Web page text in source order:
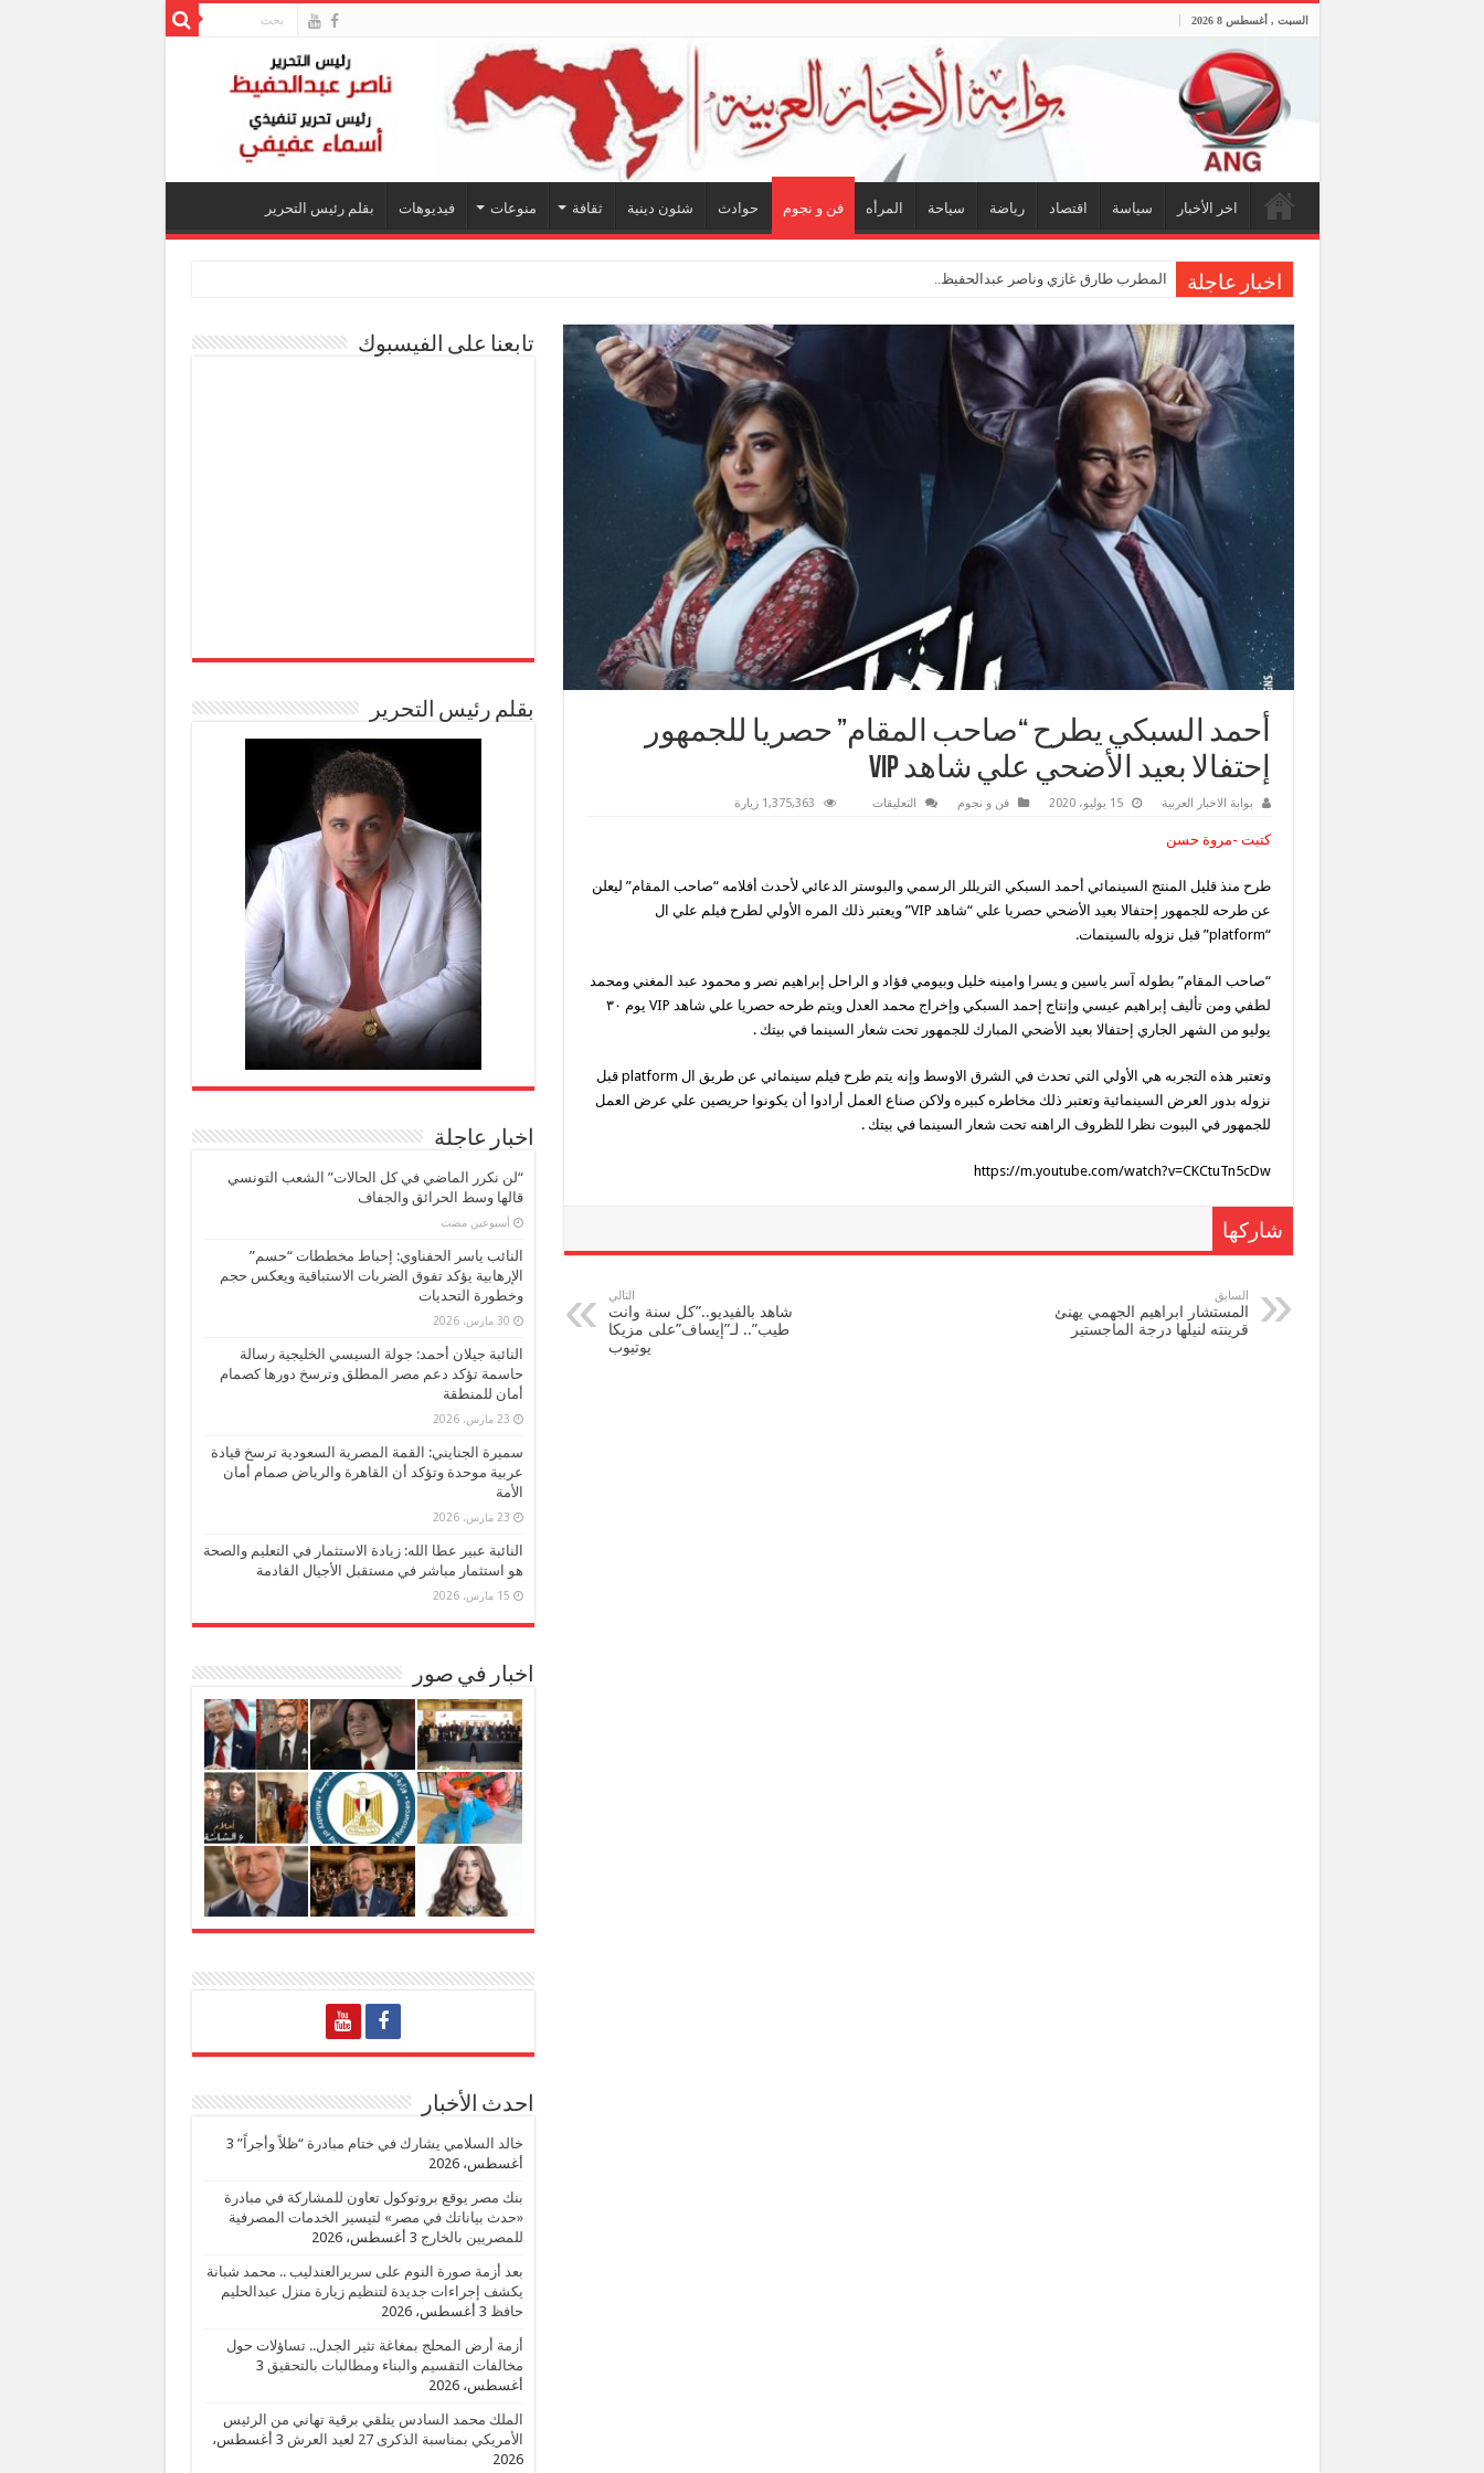
السبت , أغسطس 8 2026
اخر الأخبار سياسة اقتصاد رياضة سياحة المرأه فن و نجوم حوادث شئون دينية ثقافة منوعات فيديوهات بقلم رئيس التحرير
اخبار عاجلة المطرب طارق غازي وناصر عبدالحفيظ.. شراكة فنية ترسم م
أحمد السبكي يطرح “صاحب المقام” حصريا للجمهور
إحتفالا بعيد الأضحي علي شاهد vip
بوابة الاخبار العربية 15 يوليو، 2020 فن و نجوم التعليقات
حصريا
للجمهور
إحتفالا
شاهد
vip
مغلقة
1,375,363 زيارة
كتبت -مروة حسن
طرح منذ قليل المنتج السينمائي أحمد السبكي التريللر الرسمي والبوستر الدعائي لأحدث أفلامه “صاحب المقام” ليعلن
عن طرحه للجمهور إحتفالا بعيد الأضحي حصريا علي “شاهد VIP” ويعتبر ذلك المره الأولي لطرح فيلم علي ال
“platform” قبل نزوله بالسينمات.
“صاحب المقام” بطوله آسر ياسين و يسرا وامينه خليل وبيومي فؤاد و الراحل إبراهيم نصر و محمود عبد المغني ومحمد
لطفي ومن تأليف إبراهيم عيسي وإنتاج إحمد السبكي وإخراج محمد العدل ويتم طرحه حصريا علي شاهد VIP يوم ٣٠
يوليو من الشهر الجاري إحتفالا بعيد الأضحي المبارك للجمهور تحت شعار السينما في بيتك .
وتعتبر هذه التجربه هي الأولي التي تحدث في الشرق الاوسط وإنه يتم طرح فيلم سينمائي عن طريق ال platform قبل
نزوله بدور العرض السينمائية وتعتبر ذلك مخاطره كبيره ولاكن صناع العمل أرادوا أن يكونوا حريصين علي عرض العمل
للجمهور في البيوت نظرا للظروف الراهنه تحت شعار السينما في بيتك .
https://m.youtube.com/watch?v=CKCtuTn5cDw
شاركها
السابق
المستشار ابراهيم الجهمي يهنئ
قرينته لنيلها درجة الماجستير
التالي
شاهد بالفيديو..”كل سنة وانت
طيب”.. لـ”إيساف”على مزيكا
يوتيوب
تابعنا على الفيسبوك
بقلم رئيس التحرير
اخبار عاجلة
“لن نكرر الماضي في كل الحالات” الشعب التونسي
قالها وسط الحرائق والجفاف
‏أسبوعين مضت
النائب ياسر الحفناوي: إحباط مخططات “حسم”
الإرهابية يؤكد تفوق الضربات الاستباقية ويعكس حجم
وخطورة التحديات
30 مارس، 2026
النائبة جيلان أحمد: جولة السيسي الخليجية رسالة
حاسمة تؤكد دعم مصر المطلق وترسخ دورها كصمام
أمان للمنطقة
23 مارس، 2026
سميرة الجنايني: القمة المصرية السعودية ترسخ قيادة
عربية موحدة وتؤكد أن القاهرة والرياض صمام أمان
الأمة
23 مارس، 2026
النائبة عبير عطا الله: زيادة الاستثمار في التعليم والصحة
هو استثمار مباشر في مستقبل الأجيال القادمة
15 مارس، 2026
اخبار في صور
احدث الأخبار
خالد السلامي يشارك في ختام مبادرة “ظلاً وأجراً” 3
أغسطس، 2026
بنك مصر يوقع بروتوكول تعاون للمشاركة في مبادرة
«حدث بياناتك في مصر» لتيسير الخدمات المصرفية
للمصريين بالخارج 3 أغسطس، 2026
بعد أزمة صورة النوم على سريرالعندليب .. محمد شبانة
يكشف إجراءات جديدة لتنظيم زيارة منزل عبدالحليم
حافظ 3 أغسطس، 2026
أزمة أرض المحلج بمغاغة تثير الجدل.. تساؤلات حول
مخالفات التقسيم والبناء ومطالبات بالتحقيق 3
أغسطس، 2026
الملك محمد السادس يتلقي برقية تهاني من الرئيس
الأمريكي بمناسبة الذكرى 27 لعيد العرش
3 أغسطس،
2026